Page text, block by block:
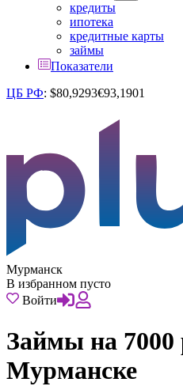
кредиты
ипотека
кредитные карты
займы
Показатели
ЦБ РФ: $80,9293€93,1901
Мурманск
В избранном пусто
Войти
Займы на 7000
Мурманске